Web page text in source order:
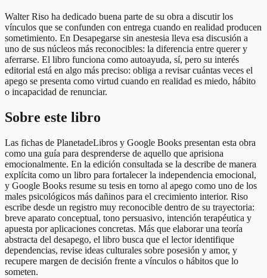
Walter Riso ha dedicado buena parte de su obra a discutir los
vínculos que se confunden con entrega cuando en realidad producen
sometimiento. En Desapegarse sin anestesia lleva esa discusión a
uno de sus núcleos más reconocibles: la diferencia entre querer y
aferrarse. El libro funciona como autoayuda, sí, pero su interés
editorial está en algo más preciso: obliga a revisar cuántas veces el
apego se presenta como virtud cuando en realidad es miedo, hábito
o incapacidad de renunciar.
Sobre este libro
Las fichas de PlanetadeLibros y Google Books presentan esta obra
como una guía para desprenderse de aquello que aprisiona
emocionalmente. En la edición consultada se la describe de manera
explícita como un libro para fortalecer la independencia emocional,
y Google Books resume su tesis en torno al apego como uno de los
males psicológicos más dañinos para el crecimiento interior. Riso
escribe desde un registro muy reconocible dentro de su trayectoria:
breve aparato conceptual, tono persuasivo, intención terapéutica y
apuesta por aplicaciones concretas. Más que elaborar una teoría
abstracta del desapego, el libro busca que el lector identifique
dependencias, revise ideas culturales sobre posesión y amor, y
recupere margen de decisión frente a vínculos o hábitos que lo
someten.